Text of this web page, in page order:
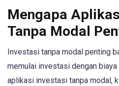
Mengapa
Tanpa Modal
Investasi tanpa modal penting
memulai investasi dengan biaya
aplikasi investasi tanpa modal,